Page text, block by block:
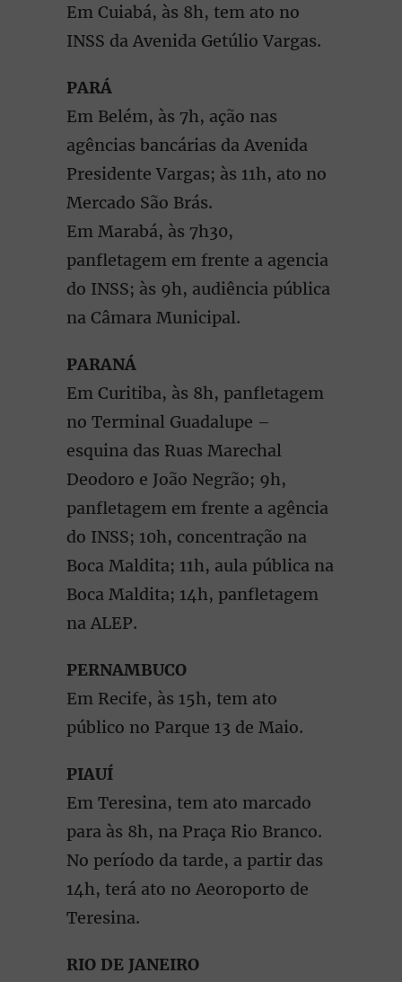
Em Cuiabá, às 8h, tem ato no
INSS da Avenida Getúlio Vargas.
PARÁ
Em Belém, às 7h, ação nas
agências bancárias da Avenida
Presidente Vargas; às 11h, ato no
Mercado São Brás.
Em Marabá, às 7h30,
panfletagem em frente a agencia
do INSS; às 9h, audiência pública
na Câmara Municipal.
PARANÁ
Em Curitiba, às 8h, panfletagem
no Terminal Guadalupe –
esquina das Ruas Marechal
Deodoro e João Negrão; 9h,
panfletagem em frente a agência
do INSS; 10h, concentração na
Boca Maldita; 11h, aula pública na
Boca Maldita; 14h, panfletagem
na ALEP.
PERNAMBUCO
Em Recife, às 15h, tem ato
público no Parque 13 de Maio.
PIAUÍ
Em Teresina, tem ato marcado
para às 8h, na Praça Rio Branco.
No período da tarde, a partir das
14h, terá ato no Aeoroporto de
Teresina.
RIO DE JANEIRO